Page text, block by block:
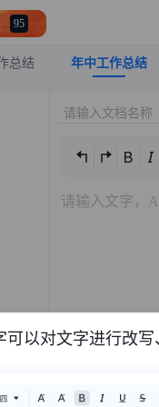
75
总结 年中工作总结
可以对文字进行改